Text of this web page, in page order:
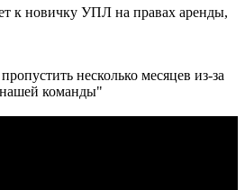
к новичку УПЛ на правах аренды,
несколько месяцев из-за
команды"